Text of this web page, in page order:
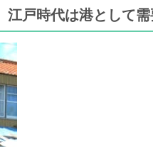
江戸時代は港として